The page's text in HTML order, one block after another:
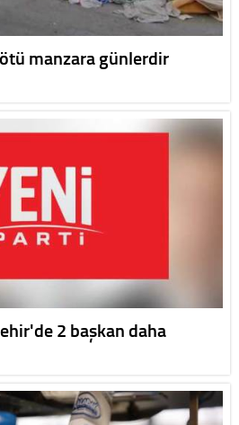
manzara günlerdir
2 başkan daha